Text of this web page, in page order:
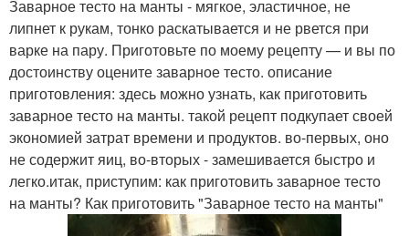
Заварное тесто на манты - мягкое, эластичное, не
липнет к рукам, тонко раскатывается и не рвется при
варке на пару. Приготовьте по моему рецепту — и вы по
достоинству оцените заварное тесто. описание
приготовления: здесь можно узнать, как приготовить
заварное тесто на манты. такой рецепт подкупает своей
экономией затрат времени и продуктов. во-первых, оно
не содержит яиц, во-вторых - замешивается быстро и
легко.итак, приступим: как приготовить заварное тесто
на манты? Как приготовить "Заварное тесто на манты"